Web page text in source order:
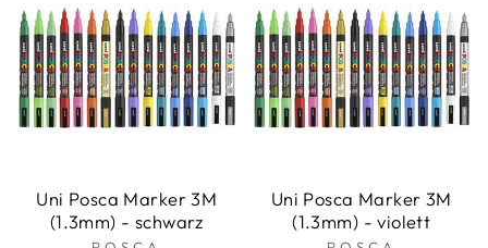
Uni Posca Marker 3M
(1.3mm) - schwarz
Uni Posca Marker 3M
(1.3mm) - violett